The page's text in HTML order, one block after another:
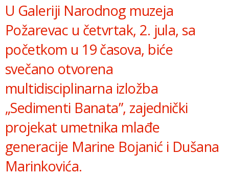
U Galeriji Narodnog muzeja
Požarevac u četvrtak, 2. jula, sa
početkom u 19 časova, biće
svečano otvorena
multidisciplinarna izložba
„Sedimenti Banata”, zajednički
projekat umetnika mlađe
generacije Marine Bojanić i Dušana
Marinkovića.